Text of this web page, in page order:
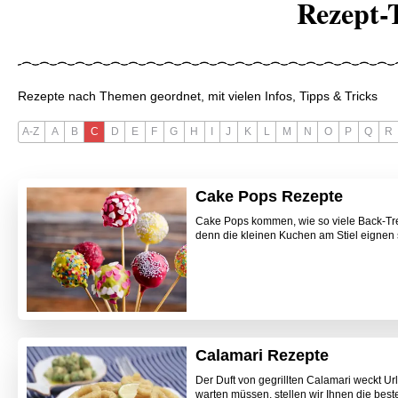
Rezepte nach Themen geordnet, mit vielen Infos, Tipps & Tricks
A-Z A B C D E F G H I J K L M N O P Q R
Cake Pops Rezepte
Cake Pops kommen, wie so viele Back-
denn die kleinen Kuchen am Stiel
Calamari Rezepte
Der Duft von gegrillten Calamari weckt
warten müssen, stellen wir Ihnen die